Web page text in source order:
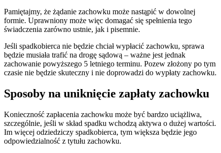
Pamiętajmy, że żądanie zachowku może nastąpić w dowolnej
formie. Uprawniony może więc domagać się spełnienia tego
świadczenia zarówno ustnie, jak i pisemnie.
Jeśli spadkobierca nie będzie chciał wypłacić zachowku, sprawa
będzie musiała trafić na drogę sądową – ważne jest jednak
zachowanie powyższego 5 letniego terminu. Pozew złożony po tym
czasie nie będzie skuteczny i nie doprowadzi do wypłaty zachowku.
Sposoby na uniknięcie zapłaty zachowku
Konieczność zapłacenia zachowku może być bardzo uciążliwa,
szczególnie, jeśli w skład spadku wchodzą aktywa o dużej wartości.
Im więcej odziedziczy spadkobierca, tym większa będzie jego
odpowiedzialność z tytułu zachowku.